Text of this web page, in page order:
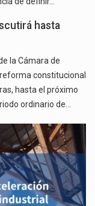
hasta
la Cámara de
constitucional
hasta el próximo
ordinario de…